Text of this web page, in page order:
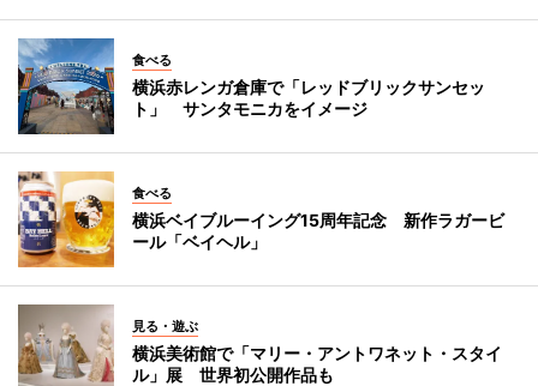
食べる
横浜赤レンガ倉庫で「レッドブリックサンセッ
ト」 サンタモニカをイメージ
食べる
横浜ベイブルーイング15周年記念 新作ラガービ
ール「ベイヘル」
見る・遊ぶ
横浜美術館で「マリー・アントワネット・スタイ
ル」展 世界初公開作品も